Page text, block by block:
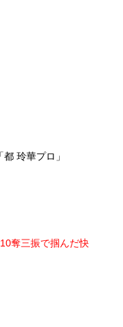
玲華プロ」
奪三振で掴んだ快